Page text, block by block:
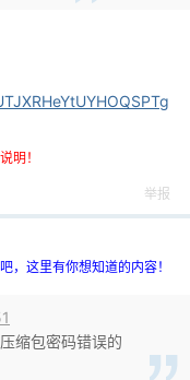
明！
举报
，这里有你想知道的内容！
缩包密码错误的